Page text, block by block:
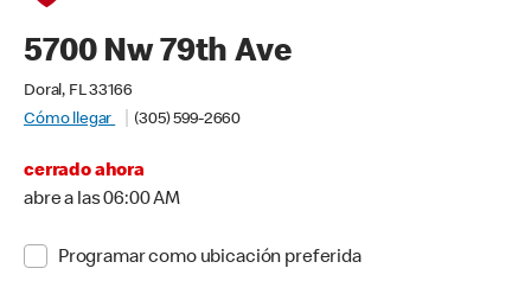
5700 Nw 79th Ave
Doral, FL 33166
Cómo llegar
(305) 599-2660
cerrado ahora
abre a las 06:00 AM
Programar como ubicación preferida